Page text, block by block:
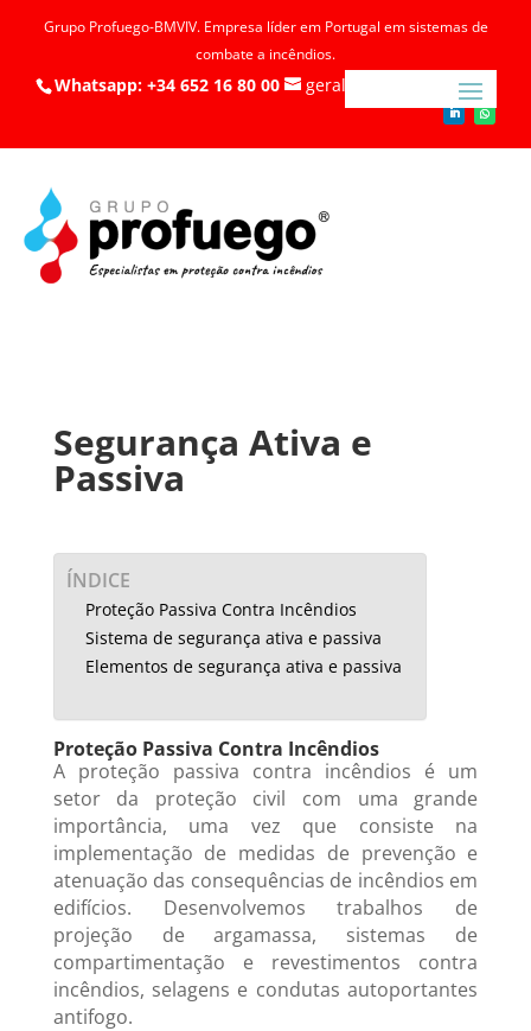
Grupo Profuego-BMVIV. Empresa líder em Portugal em sistemas de
combate a incêndios.
Whatsapp: +34 652 16 80 00 geral@profuego.pt
Segurança Ativa e
Passiva
ÍNDICE
Proteção Passiva Contra Incêndios
Sistema de segurança ativa e passiva
Elementos de segurança ativa e passiva
Proteção Passiva Contra Incêndios
A proteção passiva contra incêndios é um
setor da proteção civil com uma grande
importância, uma vez que consiste na
implementação de medidas de prevenção e
atenuação das consequências de incêndios em
edifícios. Desenvolvemos trabalhos de
projeção de argamassa, sistemas de
compartimentação e revestimentos contra
incêndios, selagens e condutas autoportantes
antifogo.